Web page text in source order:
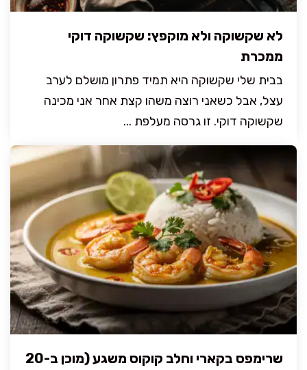
לא שקשוקה ולא מוקפץ: שקשוקה דוקי
ממכרת
בבית שלי שקשוקה היא תמיד פתרון מושלם לערב
עצל, אבל כשאני רוצה משהו קצת אחר אני מכינה
שקשוקה דוקי. זו גרסה מעלפת ...
שרימפס בקארי וחלב קוקוס משגע (מוכן ב-20